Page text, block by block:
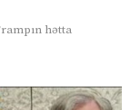
hətta